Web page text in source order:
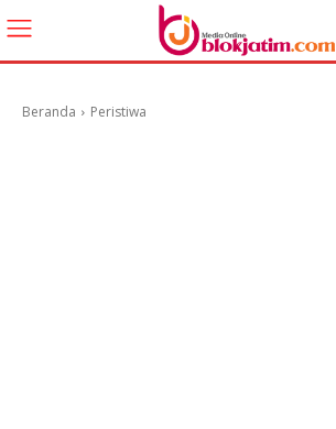
Beranda Peristiwa